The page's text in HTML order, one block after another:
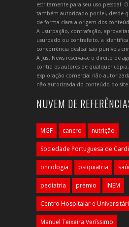
estritamente para seu uso pessoal.
também autorizado por lei, desde
de forma clara a origem dos
A usurpação, contrafação,
usurpado ou contrafeito, a
concorrência desleal são puníveis
A Just News reserva-se o direito de
contra os autores de qualquer
exploração comercial não
não autorizada do conteúdo do site
NUVEM DE
MGF cancro nutrição
Sociedade Portuguesa de
oncologia psiquiatria
pediatria prémio INEM
Centro Hospitalar e
Manuel Teixeira Veríssimo